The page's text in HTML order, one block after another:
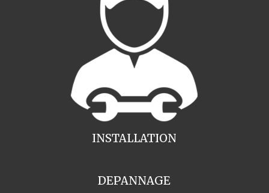
INSTALLATION
DEPANNAGE